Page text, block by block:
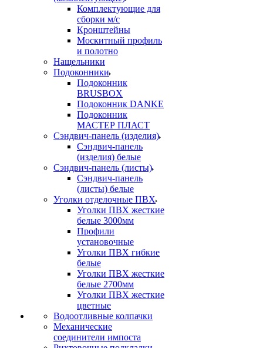
Комплектующие для
сборки м/с
Кронштейны
Москитный профиль
и полотно
Нащельники
Подоконники
Подоконник
BRUSBOX
Подоконник DANKE
Подоконник
МАСТЕР ПЛАСТ
Сэндвич-панель (изделия)
Сэндвич-панель
(изделия) белые
Сэндвич-панель (листы)
Сэндвич-панель
(листы) белые
Уголки отделочные ПВХ
Уголки ПВХ жесткие
белые 3000мм
Профили
установочные
Уголки ПВХ гибкие
белые
Уголки ПВХ жесткие
белые 2700мм
Уголки ПВХ жесткие
цветные
Водоотливные колпачки
Механические
соединители импоста